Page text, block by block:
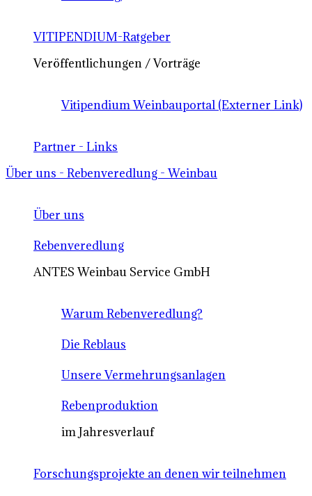
VITIPENDIUM-Ratgeber
Veröffentlichungen / Vorträge
Vitipendium Weinbauportal (Externer Link)
Partner - Links
Über uns - Rebenveredlung - Weinbau
Über uns
Rebenveredlung
ANTES Weinbau Service GmbH
Warum Rebenveredlung?
Die Reblaus
Unsere Vermehrungsanlagen
Rebenproduktion
im Jahresverlauf
Forschungsprojekte an denen wir teilnehmen